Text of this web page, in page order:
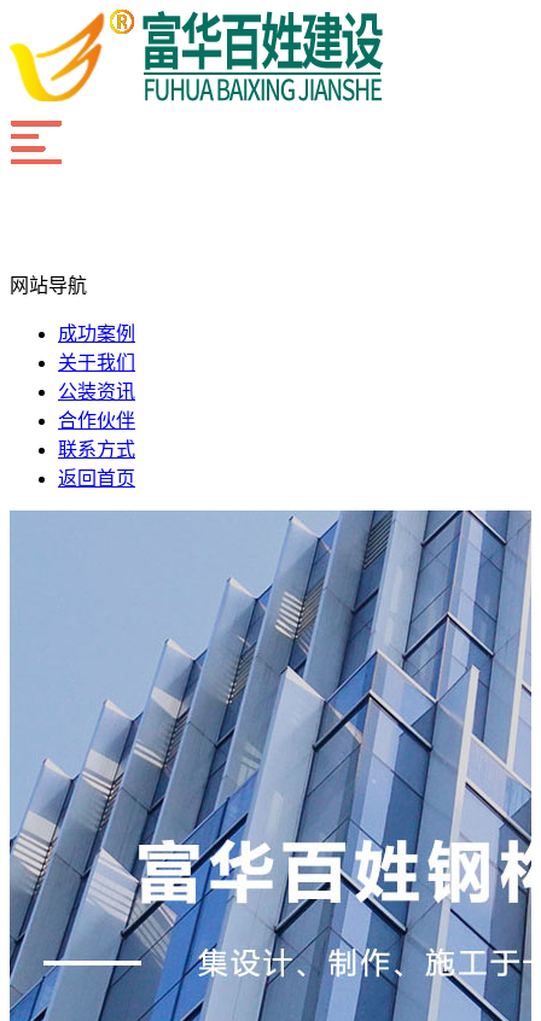
网站导航
成功案例
关于我们
公装资讯
合作伙伴
联系方式
返回首页